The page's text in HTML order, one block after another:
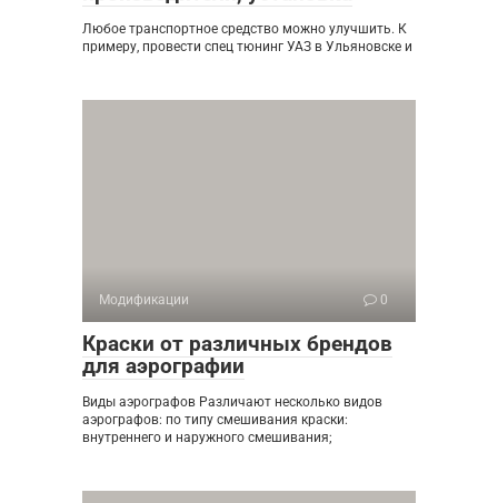
Любое транспортное средство можно улучшить. К
примеру, провести спец тюнинг УАЗ в Ульяновске и
Модификации 0
Краски от различных брендов
для аэрографии
Виды аэрографов Различают несколько видов
аэрографов: по типу смешивания краски:
внутреннего и наружного смешивания;